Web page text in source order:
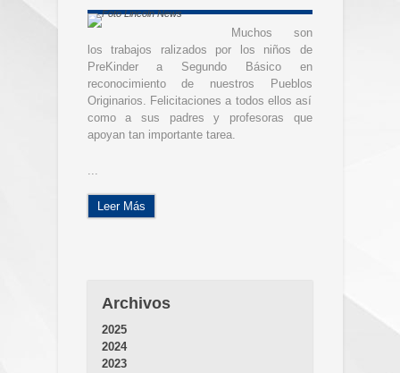
Muchos son
los trabajos ralizados por los niños de
PreKinder a Segundo Básico en
reconocimiento de nuestros Pueblos
Originarios. Felicitaciones a todos ellos así
como a sus padres y profesoras que
apoyan tan importante tarea.
...
Leer Más
Archivos
2025
2024
2023